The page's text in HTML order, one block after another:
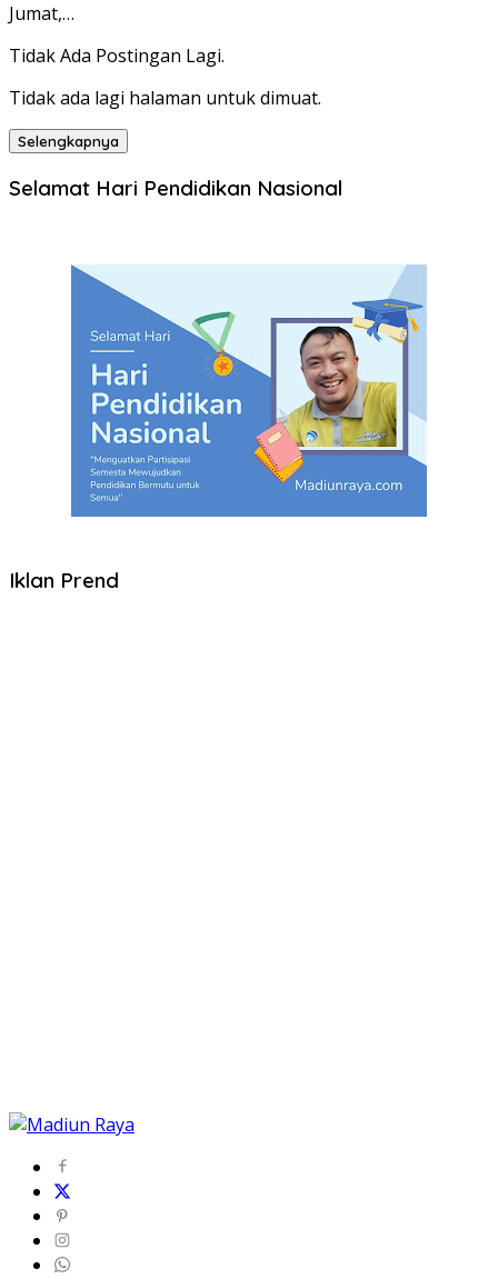
Jumat,…
Tidak Ada Postingan Lagi.
Tidak ada lagi halaman untuk dimuat.
Selengkapnya
Selamat Hari Pendidikan Nasional
Iklan Prend